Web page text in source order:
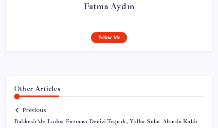
Fatma Aydın
Follow Me
Other Articles
Previous
Balıkesir’de Lodos Fırtınası Denizi Taşırdı, Yollar Sular Altında Kaldı